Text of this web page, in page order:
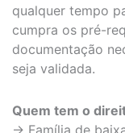
qualquer tempo
cumpra os pré-
documentação
seja validada.
Quem tem o
→ Família de